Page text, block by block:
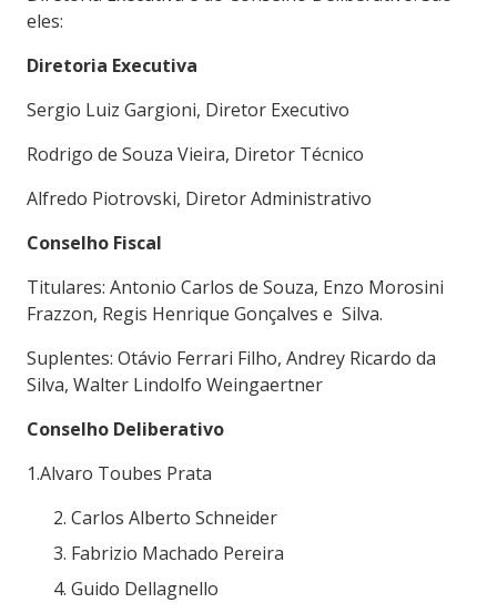
eles:
Diretoria Executiva
Sergio Luiz Gargioni, Diretor Executivo
Rodrigo de Souza Vieira, Diretor Técnico
Alfredo Piotrovski, Diretor Administrativo
Conselho Fiscal
Titulares: Antonio Carlos de Souza, Enzo Morosini
Frazzon, Regis Henrique Gonçalves e Silva.
Suplentes: Otávio Ferrari Filho, Andrey Ricardo da
Silva, Walter Lindolfo Weingaertner
Conselho Deliberativo
1.Alvaro Toubes Prata
Carlos Alberto Schneider
Fabrizio Machado Pereira
Guido Dellagnello